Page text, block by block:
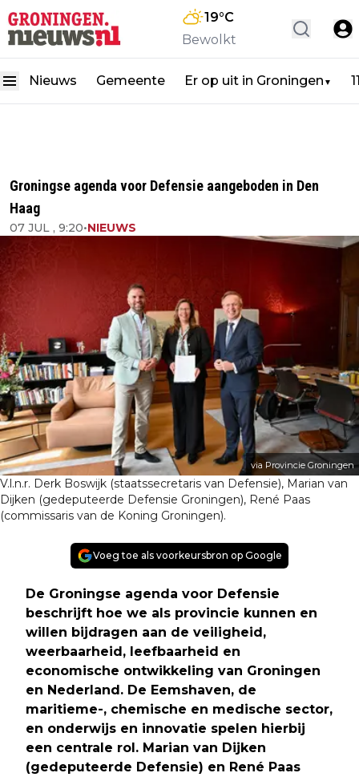
19°C
Bewolkt
Nieuws Gemeente Er op uit in Groningen ▼
Groningse agenda voor Defensie aangeboden in Den
Haag
07 JUL , 9:20•NIEUWS
via Provincie Groningen
V.l.n.r. Derk Boswijk (staatssecretaris van Defensie), Marian van
Dijken (gedeputeerde Defensie Groningen), René Paas
(commissaris van de Koning Groningen).
Voeg toe als voorkeursbron op Google
De Groningse agenda voor Defensie
beschrijft hoe we als provincie kunnen en
willen bijdragen aan de veiligheid,
weerbaarheid, leefbaarheid en
economische ontwikkeling van Groningen
en Nederland. De Eemshaven, de
maritieme-, chemische en medische sector,
en onderwijs en innovatie spelen hierbij
een centrale rol. Marian van Dijken
(gedeputeerde Defensie) en René Paas